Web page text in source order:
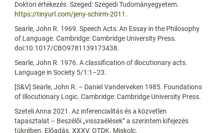
Doktori értekezés. Szeged: Szegedi Tudományegyetem.
https://tinyurl.com/jeny-schirm-2011 .
Searle, John R. 1969. Speech Acts: An Essay in the Philosophy
of Language. Cambridge: Cambridge University Press.
doi:10.1017/CBO9781139173438.
Searle, John R. 1976. A classification of illocutionary acts.
Language in Society 5/1:1–23.
[S&V] Searle, John R. – Daniel Vanderveken 1985. Foundations
of Illocutionary Logic. Cambridge: Cambridge University Press.
Szeteli Anna 2021. Az inferencialitás és a közvetlen
tapasztalat – Beszélői „visszaélések” a szerintem kifejezés
tükrében. Előadás. XXXV. OTDK. Miskolc.